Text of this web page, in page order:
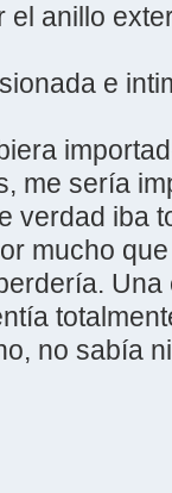
el anillo
e
me sería
verdad iba
mucho
no sabía